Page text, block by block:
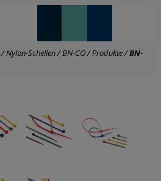
/Nylon-Schellen/BN-CO/Produkte/BN-